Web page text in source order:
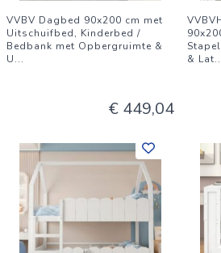
VVBV Dagbed 90x200 cm met
Uitschuifbed, Kinderbed /
Bedbank met Opbergruimte &
U...
€ 449,04
& Lat